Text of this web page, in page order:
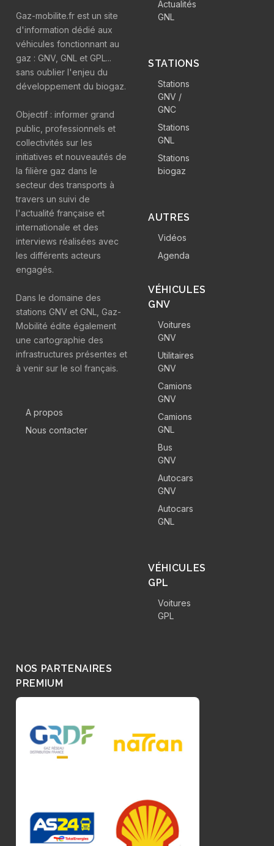
Gaz-mobilite.fr est un site
d'information dédié aux
véhicules fonctionnant au
gaz : GNV, GNL et GPL...
sans oublier l'enjeu du
développement du biogaz.
Objectif : informer grand
public, professionnels et
collectivités sur les
initiatives et nouveautés de
la filière gaz dans le
secteur des transports à
travers un suivi de
l'actualité française et
internationale et des
interviews réalisées avec
les différents acteurs
engagés.
Dans le domaine des
stations GNV et GNL, Gaz-
Mobilité édite également
une cartographie des
infrastructures présentes et
à venir sur le sol français.
A propos
Nous contacter
Actualités
GNL
STATIONS
Stations
GNV /
GNC
Stations
GNL
Stations
biogaz
AUTRES
Vidéos
Agenda
VÉHICULES
GNV
Voitures
GNV
Utilitaires
GNV
Camions
GNV
Camions
GNL
Bus
GNV
Autocars
GNV
Autocars
GNL
VÉHICULES
GPL
Voitures
GPL
NOS PARTENAIRES
PREMIUM